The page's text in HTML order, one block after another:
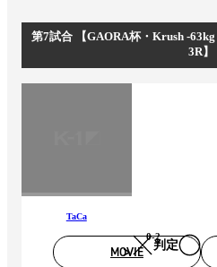
第7試合 【GAORA杯・Krush -
3R】
TaCa
判定
0-2
MOVIE